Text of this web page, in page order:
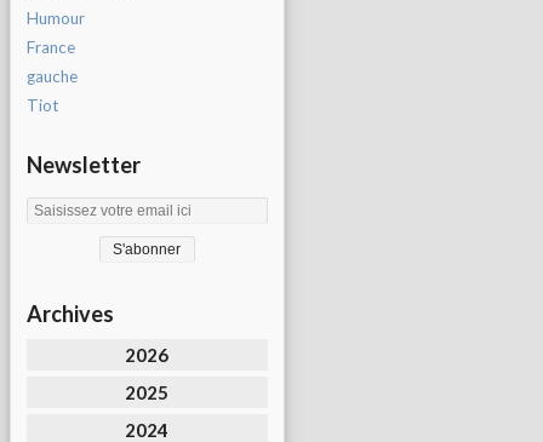
Humour
France
gauche
Tiot
Newsletter
Archives
2026
2025
2024